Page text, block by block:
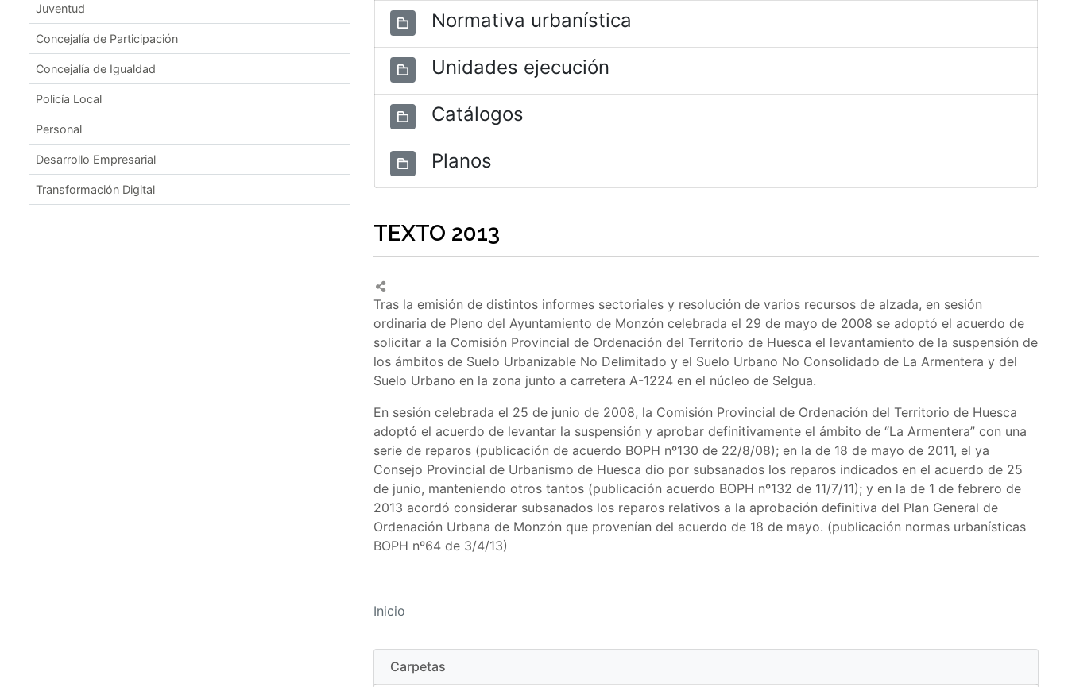
Juventud
Concejalía de Participación
Concejalía de Igualdad
Policía Local
Personal
Desarrollo Empresarial
Transformación Digital
Normativa urbanística
Unidades ejecución
Catálogos
Planos
TEXTO 2013
Tras la emisión de distintos informes sectoriales y resolución de varios recursos de alzada, en sesión
ordinaria de Pleno del Ayuntamiento de Monzón celebrada el 29 de mayo de 2008 se adoptó el acuerdo de
solicitar a la Comisión Provincial de Ordenación del Territorio de Huesca el levantamiento de la suspensión de
los ámbitos de Suelo Urbanizable No Delimitado y el Suelo Urbano No Consolidado de La Armentera y del
Suelo Urbano en la zona junto a carretera A-1224 en el núcleo de Selgua.
En sesión celebrada el 25 de junio de 2008, la Comisión Provincial de Ordenación del Territorio de Huesca
adoptó el acuerdo de levantar la suspensión y aprobar definitivamente el ámbito de “La Armentera” con una
serie de reparos (publicación de acuerdo BOPH nº130 de 22/8/08); en la de 18 de mayo de 2011, el ya
Consejo Provincial de Urbanismo de Huesca dio por subsanados los reparos indicados en el acuerdo de 25
de junio, manteniendo otros tantos (publicación acuerdo BOPH nº132 de 11/7/11); y en la de 1 de febrero de
2013 acordó considerar subsanados los reparos relativos a la aprobación definitiva del Plan General de
Ordenación Urbana de Monzón que provenían del acuerdo de 18 de mayo. (publicación normas urbanísticas
BOPH nº64 de 3/4/13)
Inicio
Carpetas